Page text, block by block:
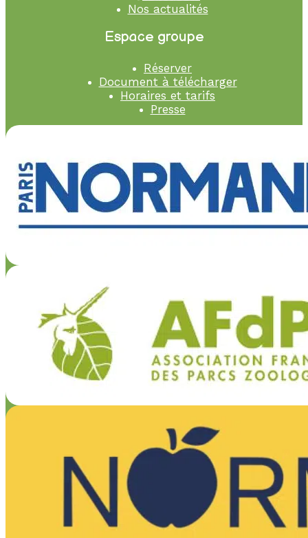
Nos actualités
Espace groupe
Réserver
Document à télécharger
Horaires et tarifs
Presse